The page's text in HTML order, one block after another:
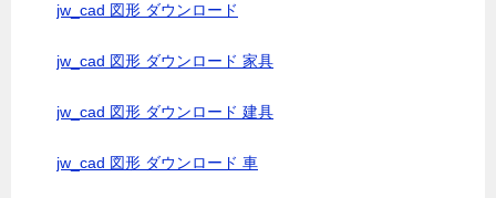
jw_cad 図形 ダウンロード
jw_cad 図形 ダウンロード 家具
jw_cad 図形 ダウンロード 建具
jw_cad 図形 ダウンロード 車